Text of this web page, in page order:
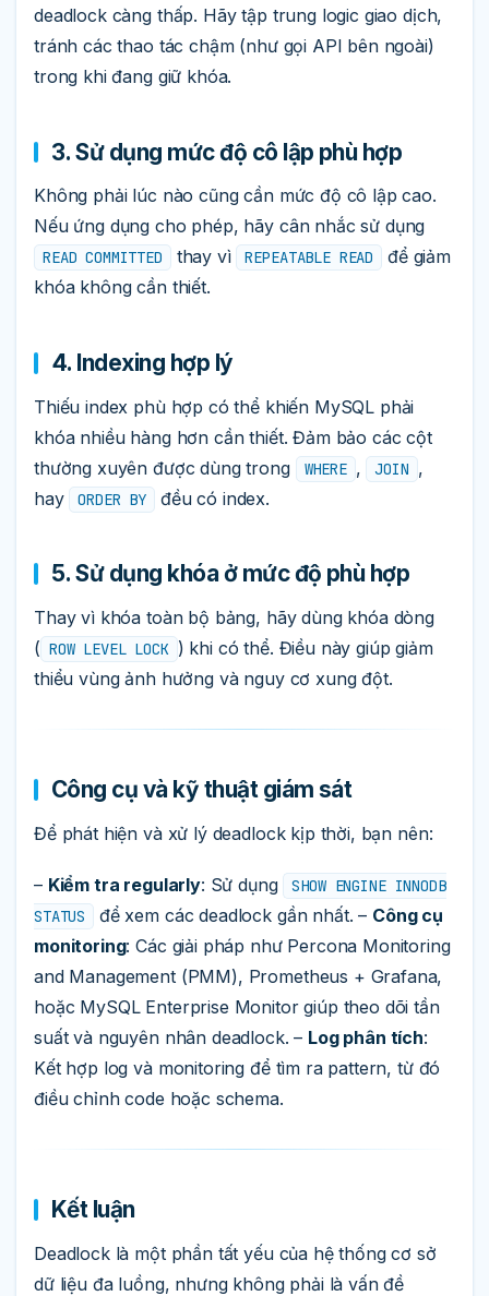
deadlock càng thấp. Hãy tập trung logic giao dịch,
tránh các thao tác chậm (như gọi API bên ngoài)
trong khi đang giữ khóa.
3. Sử dụng mức độ cô lập phù hợp
Không phải lúc nào cũng cần mức độ cô lập cao.
Nếu ứng dụng cho phép, hãy cân nhắc sử dụng
READ COMMITTED thay vì REPEATABLE READ
để giảm
khóa không cần thiết.
4. Indexing hợp lý
Thiếu index phù hợp có thể khiến MySQL phải
khóa nhiều hàng hơn cần thiết. Đảm bảo các cột
thường xuyên được dùng trong
WHERE , JOIN ,
hay
ORDER BY đều có index.
5. Sử dụng khóa ở mức độ phù hợp
Thay vì khóa toàn bộ bảng, hãy dùng khóa dòng
( ROW LEVEL LOCK ) khi có thể. Điều này giúp giảm
thiểu vùng ảnh hưởng và nguy cơ xung đột.
Công cụ và kỹ thuật giám sát
Để phát hiện và xử lý deadlock kịp thời, bạn nên:
– Kiểm tra regularly: Sử dụng
SHOW ENGINE INNODB
STATUS
để xem các deadlock gần nhất. – Công cụ
monitoring: Các giải pháp như Percona Monitoring
and Management (PMM), Prometheus + Grafana,
hoặc MySQL Enterprise Monitor giúp theo dõi tần
suất và nguyên nhân deadlock. – Log phân tích:
Kết hợp log và monitoring để tìm ra pattern, từ đó
điều chỉnh code hoặc schema.
Kết luận
Deadlock là một phần tất yếu của hệ thống cơ sở
dữ liệu đa luồng, nhưng không phải là vấn đề